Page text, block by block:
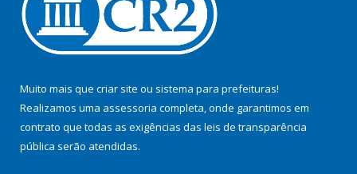
Muito mais que criar site ou sistema para prefeituras!
Realizamos uma assessoria completa, onde garantimos em
contrato que todas as exigências das leis de transparência
pública serão atendidas.